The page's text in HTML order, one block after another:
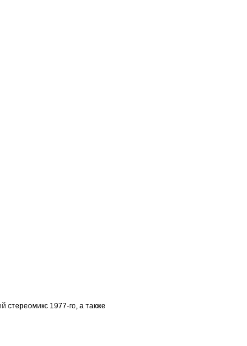
стереомикс 1977-го, а также